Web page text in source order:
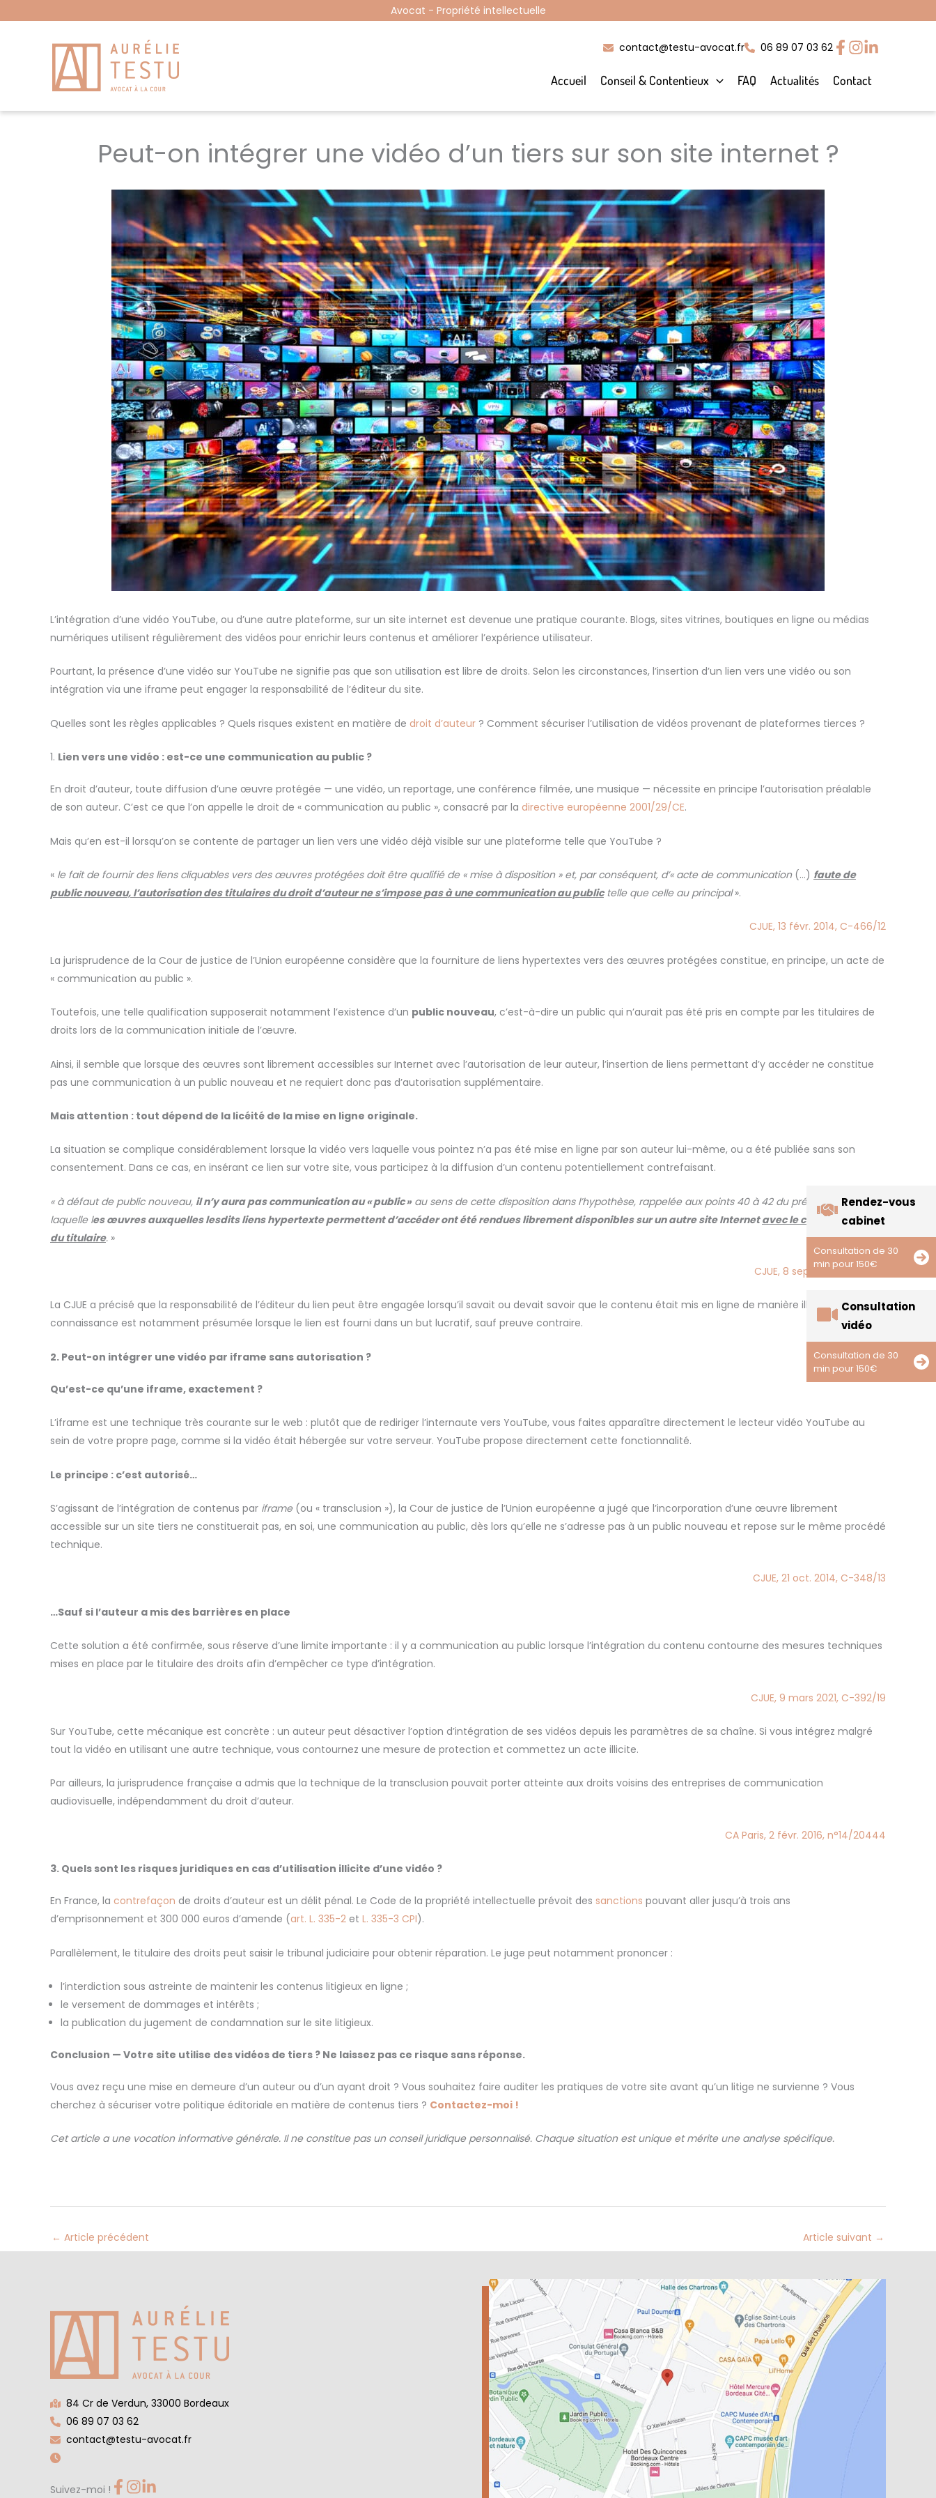
Avocat - Propriété intellectuelle
Accueil Conseil & Contentieux FAQ Actualités Contact
contact@testu-avocat.fr 06 89 07 03 62
Peut-on intégrer une vidéo d’un tiers sur son site internet ?
L’intégration d’une vidéo YouTube, ou d’une autre plateforme, sur un site internet est devenue une pratique courante. Blogs, sites vitrines, boutiques en ligne ou médias
numériques utilisent régulièrement des vidéos pour enrichir leurs contenus et améliorer l’expérience utilisateur.
Pourtant, la présence d’une vidéo sur YouTube ne signifie pas que son utilisation est libre de droits. Selon les circonstances, l’insertion d’un lien vers une vidéo ou son
intégration via une iframe peut engager la responsabilité de l’éditeur du site.
Quelles sont les règles applicables ? Quels risques existent en matière de droit d’auteur ? Comment sécuriser l’utilisation de vidéos provenant de plateformes tierces ?
1. Lien vers une vidéo : est-ce une communication au public ?
En droit d’auteur, toute diffusion d’une œuvre protégée — une vidéo, un reportage, une conférence filmée, une musique — nécessite en principe l’autorisation préalable
de son auteur. C’est ce que l’on appelle le droit de « communication au public », consacré par la directive européenne 2001/29/CE.
Mais qu’en est-il lorsqu’on se contente de partager un lien vers une vidéo déjà visible sur une plateforme telle que YouTube ?
« le fait de fournir des liens cliquables vers des œuvres protégées doit être qualifié de « mise à disposition » et, par conséquent, d’« acte de communication(…) faute de
public nouveau, l’autorisation des titulaires du droit d’auteur ne s’impose pas à une communication au public telle que celle au principal».
CJUE, 13 févr. 2014, C-466/12
La jurisprudence de la Cour de justice de l’Union européenne considère que la fourniture de liens hypertextes vers des œuvres protégées constitue, en principe, un acte de
« communication au public ».
Toutefois, une telle qualification supposerait notamment l’existence d’un public nouveau, c’est-à-dire un public qui n’aurait pas été pris en compte par les titulaires de
droits lors de la communication initiale de l’œuvre.
Ainsi, il semble que lorsque des œuvres sont librement accessibles sur Internet avec l’autorisation de leur auteur, l’insertion de liens permettant d’y accéder ne constitue
pas une communication à un public nouveau et ne requiert donc pas d’autorisation supplémentaire.
Mais attention : tout dépend de la licéité de la mise en ligne originale.
La situation se complique considérablement lorsque la vidéo vers laquelle vous pointez n’a pas été mise en ligne par son auteur lui-même, ou a été publiée sans son
consentement. Dans ce cas, en insérant ce lien sur votre site, vous participez à la diffusion d’un contenu potentiellement contrefaisant.
« à défaut de public nouveau, il n’y aura pas communication au « public » au sens de cette disposition dans l’hypothèse, rappelée aux points 40 à 42 du présent arrêt, dans
laquelle les œuvres auxquelles lesdits liens hypertexte permettent d’accéder ont été rendues librement disponibles sur un autre site Internetavec le consentement
du titulaire. »
CJUE, 8 sept. 2016, C-160/15
La CJUE a précisé que la responsabilité de l’éditeur du lien peut être engagée lorsqu’il savait ou devait savoir que le contenu était mis en ligne de manière illicite. Cette
connaissance est notamment présumée lorsque le lien est fourni dans un but lucratif, sauf preuve contraire.
2. Peut-on intégrer une vidéo par iframe sans autorisation ?
Qu’est-ce qu’une iframe, exactement ?
L’iframe est une technique très courante sur le web : plutôt que de rediriger l’internaute vers YouTube, vous faites apparaître directement le lecteur vidéo YouTube au
sein de votre propre page, comme si la vidéo était hébergée sur votre serveur. YouTube propose directement cette fonctionnalité.
Le principe : c’est autorisé…
S’agissant de l’intégration de contenus par iframe(ou « transclusion »), la Cour de justice de l’Union européenne a jugé que l’incorporation d’une œuvre librement
accessible sur un site tiers ne constituerait pas, en soi, une communication au public, dès lors qu’elle ne s’adresse pas à un public nouveau et repose sur le même procédé
technique.
CJUE, 21 oct. 2014, C-348/13
…Sauf si l’auteur a mis des barrières en place
Cette solution a été confirmée, sous réserve d’une limite importante : il y a communication au public lorsque l’intégration du contenu contourne des mesures techniques
mises en place par le titulaire des droits afin d’empêcher ce type d’intégration.
CJUE, 9 mars 2021, C-392/19
Sur YouTube, cette mécanique est concrète : un auteur peut désactiver l’option d’intégration de ses vidéos depuis les paramètres de sa chaîne. Si vous intégrez malgré
tout la vidéo en utilisant une autre technique, vous contournez une mesure de protection et commettez un acte illicite.
Par ailleurs, la jurisprudence française a admis que la technique de la transclusion pouvait porter atteinte aux droits voisins des entreprises de communication
audiovisuelle, indépendamment du droit d’auteur.
CA Paris, 2 févr. 2016, n°14/20444
3. Quels sont les risques juridiques en cas d’utilisation illicite d’une vidéo ?
En France, la contrefaçon de droits d’auteur est un délit pénal. Le Code de la propriété intellectuelle prévoit des sanctions pouvant aller jusqu’à trois ans
d’emprisonnement et 300 000 euros d’amende (art. L. 335-2 et L. 335-3 CPI).
Parallèlement, le titulaire des droits peut saisir le tribunal judiciaire pour obtenir réparation. Le juge peut notamment prononcer :
l’interdiction sous astreinte de maintenir les contenus litigieux en ligne ;
le versement de dommages et intérêts ;
la publication du jugement de condamnation sur le site litigieux.
Conclusion — Votre site utilise des vidéos de tiers ? Ne laissez pas ce risque sans réponse.
Vous avez reçu une mise en demeure d’un auteur ou d’un ayant droit ? Vous souhaitez faire auditer les pratiques de votre site avant qu’un litige ne survienne ? Vous
cherchez à sécuriser votre politique éditoriale en matière de contenus tiers ? Contactez-moi !
Cet article a une vocation informative générale. Il ne constitue pas un conseil juridique personnalisé. Chaque situation est unique et mérite une analyse spécifique.
← Article précédent Article suivant →
84 Cr de Verdun, 33000 Bordeaux
06 89 07 03 62
contact@testu-avocat.fr
Suivez-moi !
Rendez-vous
cabinet
Consultation de 30
min pour 150€
Consultation
vidéo
Consultation de 30
min pour 150€